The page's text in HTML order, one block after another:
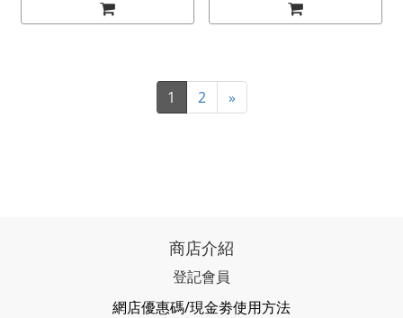
1 2 »
商店介紹
登記會員
網店優惠碼/現金劵使用方法